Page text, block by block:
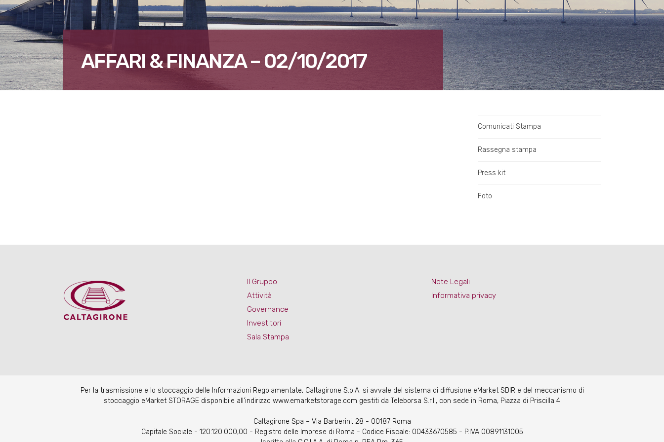
AFFARI & FINANZA – 02/10/2017
Comunicati Stampa
Rassegna stampa
Press kit
Foto
Il Gruppo
Attività
Governance
Investitori
Sala Stampa
Note Legali
Informativa privacy
Per la trasmissione e lo stoccaggio delle Informazioni Regolamentate, Caltagirone S.p.A. si avvale del sistema di diffusione eMarket SDIR e del meccanismo di
stoccaggio eMarket STORAGE disponibile all’indirizzo www.emarketstorage.com gestiti da Teleborsa S.r.l., con sede in Roma, Piazza di Priscilla 4
Caltagirone Spa – Via Barberini, 28 - 00187 Roma
Capitale Sociale - 120.120.000,00 - Registro delle Imprese di Roma - Codice Fiscale: 00433670585 - P.IVA 00891131005